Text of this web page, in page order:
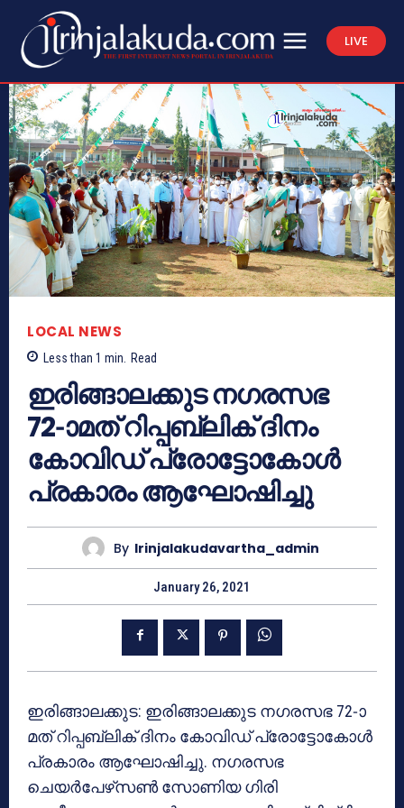
LIVE
LOCAL NEWS
Less than 1 min. Read
ഇരിങ്ങാലക്കുട നഗരസഭ
72-ാമത് റിപ്പബ്ലിക് ദിനം
കോവിഡ് പ്രോട്ടോകോള്‍
പ്രകാരം ആഘോഷിച്ചു
By Irinjalakudavartha_admin
January 26, 2021
ഇരിങ്ങാലക്കുട: ഇരിങ്ങാലക്കുട നഗരസഭ 72-ാ
മത് റിപ്പബ്ലിക് ദിനം കോവിഡ് പ്രോട്ടോകോള്‍
പ്രകാരം ആഘോഷിച്ചു. നഗരസഭ
ചെയര്‍പേഴ്‌സണ്‍ സോണിയ ഗിരി